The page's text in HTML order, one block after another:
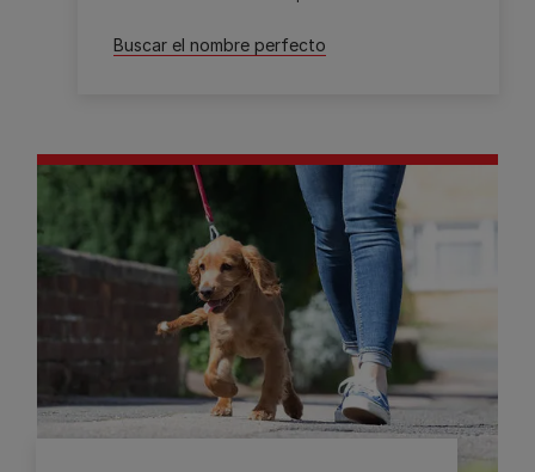
Buscar el nombre perfecto